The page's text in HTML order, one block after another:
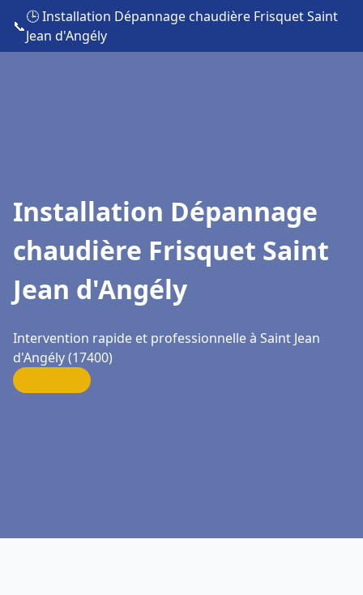
📞
🕒 Installation Dépannage chaudière Frisquet Saint
Jean d'Angély
Installation Dépannage
chaudière Frisquet Saint
Jean d'Angély
Intervention rapide et professionnelle à Saint Jean
d'Angély (17400)